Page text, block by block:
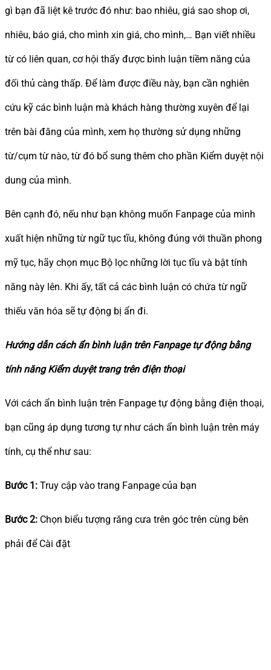
gì bạn đã liệt kê trước đó như: bao nhiêu, giá sao shop ơi,
nhiêu, báo giá, cho mình xin giá, cho mình,… Bạn viết nhiều
từ có liên quan, cơ hội thấy được bình luận tiềm năng của
đối thủ càng thấp. Để làm được điều này, bạn cần nghiên
cứu kỹ các bình luận mà khách hàng thường xuyên để lại
trên bài đăng của mình, xem họ thường sử dụng những
từ/cụm từ nào, từ đó bổ sung thêm cho phần Kiểm duyệt nội
dung của mình.
Bên cạnh đó, nếu như bạn không muốn Fanpage của mình
xuất hiện những từ ngữ tục tĩu, không đúng với thuần phong
mỹ tục, hãy chọn mục Bộ lọc những lời tục tĩu và bật tính
năng này lên. Khi ấy, tất cả các bình luận có chứa từ ngữ
thiếu văn hóa sẽ tự động bị ẩn đi.
Hướng dẫn cách ẩn bình luận trên Fanpage tự động bằng
tính năng Kiểm duyệt trang trên điện thoại
Với cách ẩn bình luận trên Fanpage tự động bằng điện thoại,
bạn cũng áp dụng tương tự như cách ẩn bình luận trên máy
tính, cụ thể như sau:
Bước 1: Truy cập vào trang Fanpage của bạn
Bước 2: Chọn biểu tượng răng cưa trên góc trên cùng bên
phải để Cài đặt